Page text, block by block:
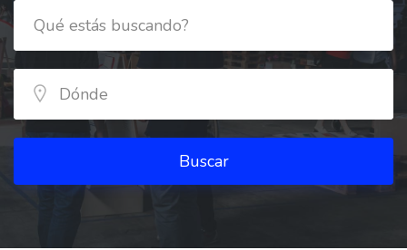
Buscar